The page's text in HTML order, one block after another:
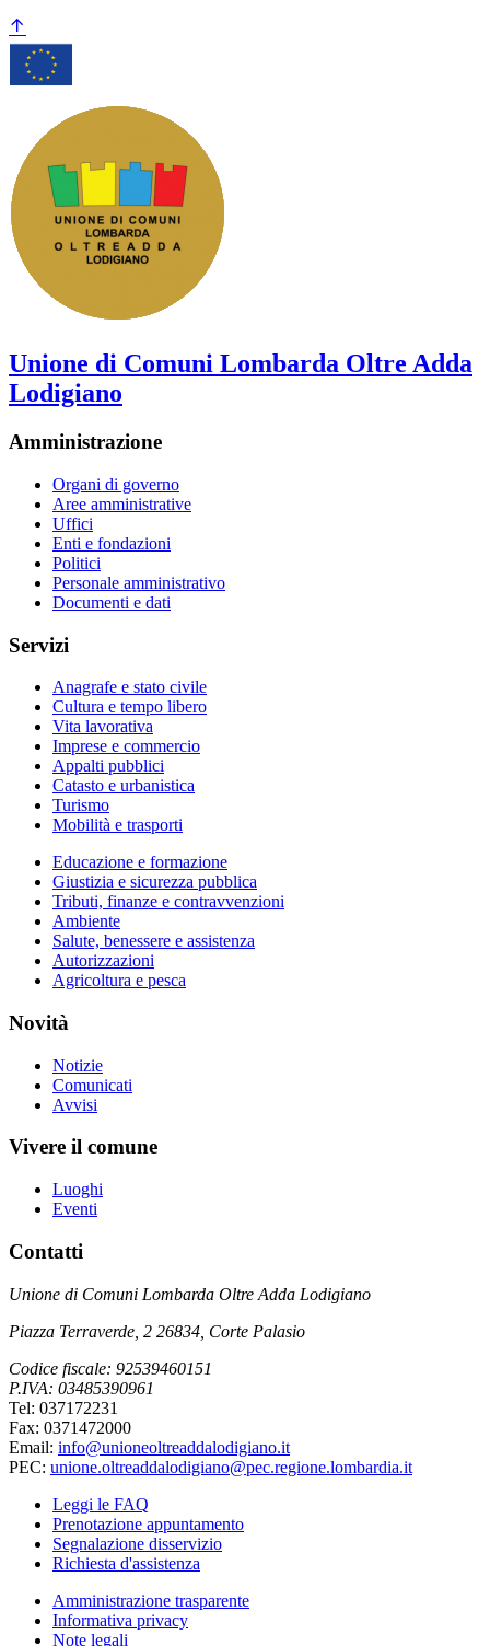
Unione di Comuni Lombarda Oltre Adda
Lodigiano
Amministrazione
Organi di governo
Aree amministrative
Uffici
Enti e fondazioni
Politici
Personale amministrativo
Documenti e dati
Servizi
Anagrafe e stato civile
Cultura e tempo libero
Vita lavorativa
Imprese e commercio
Appalti pubblici
Catasto e urbanistica
Turismo
Mobilità e trasporti
Educazione e formazione
Giustizia e sicurezza pubblica
Tributi, finanze e contravvenzioni
Ambiente
Salute, benessere e assistenza
Autorizzazioni
Agricoltura e pesca
Novità
Notizie
Comunicati
Avvisi
Vivere il comune
Luoghi
Eventi
Contatti
Unione di Comuni Lombarda Oltre Adda Lodigiano
Piazza Terraverde, 2 26834, Corte Palasio
Codice fiscale: 92539460151
P.IVA: 03485390961
Tel: 037172231
Fax: 0371472000
Email: info@unioneoltreaddalodigiano.it
PEC: unione.oltreaddalodigiano@pec.regione.lombardia.it
Leggi le FAQ
Prenotazione appuntamento
Segnalazione disservizio
Richiesta d'assistenza
Amministrazione trasparente
Informativa privacy
Note legali